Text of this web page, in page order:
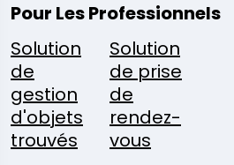
Pour Les Professionnels
Solution
de
gestion
d'objets
trouvés
Solution
de prise
de
rendez-
vous